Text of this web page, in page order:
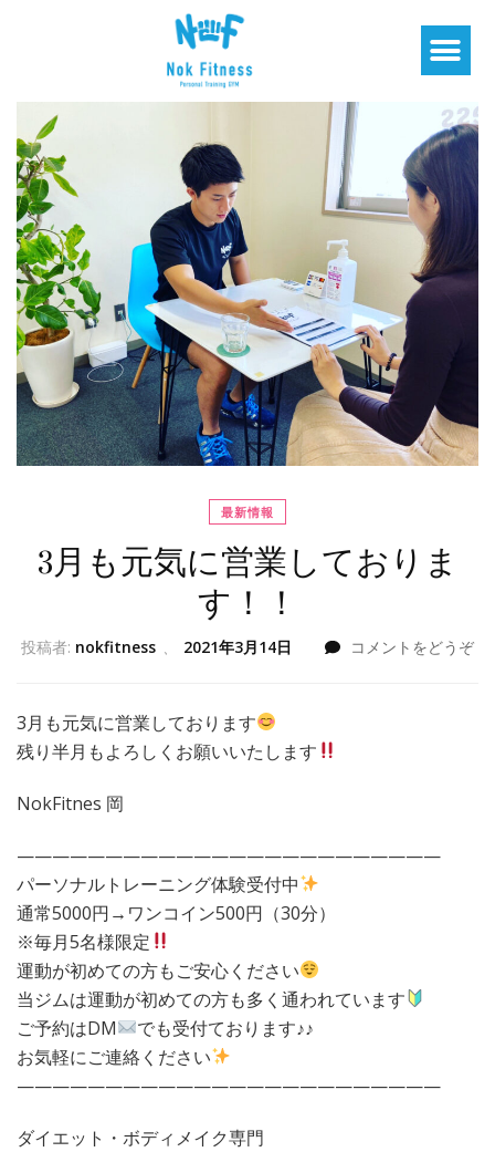
最新情報
3月も元気に営業しておりま
す！！
投稿者: nokfitness 、 2021年3月14日 コメントをどうぞ
3月も元気に営業しております
残り半月もよろしくお願いいたします
NokFitnes 岡
————————————————————————
パーソナルトレーニング体験受付中
通常5000円→ワンコイン500円（30分）
※毎月5名様限定
運動が初めての方もご安心ください
当ジムは運動が初めての方も多く通われています
ご予約はDM
でも受付ております♪♪
お気軽にご連絡ください
————————————————————————
ダイエット・ボディメイク専門